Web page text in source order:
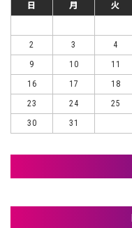
日 月 火
2
3 4
9
10 11
16
17 18
23
24 25
30
31